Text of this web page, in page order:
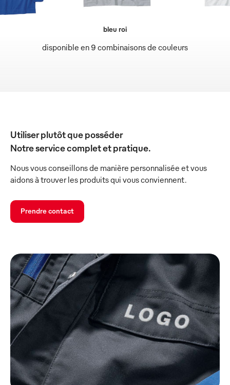
disponible en 9 combinaisons de couleurs
bleu roi
Utiliser plutôt que posséder
Notre service complet et pratique.
Nous vous conseillons de manière personnalisée et vous
aidons à trouver les produits qui vous conviennent.
Prendre contact